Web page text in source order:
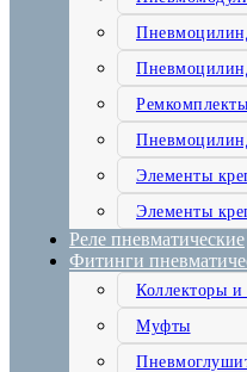
Элементы
Элементы
Реле пневматические
Фитинги
Коллекторы и
Муфты